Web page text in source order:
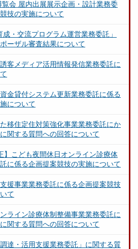
会 屋内出展展示企画・設計業務委
技の実施について
成・交流プログラム運営業務委託」
ーザル審査結果について
客メディア活用情報発信業務委託に
金貸付システム更新業務委託に係る
について
移住定住対策強化事業業務委託にか
関する質問への回答について
】こども夜間休日オンライン診療体
に係る企画提案競技の実施について
援事業業務委託に係る企画提案競技
て
ライン診療体制整備事業業務委託に
関する質問への回答について
調達・活用支援業務委託」に関する質